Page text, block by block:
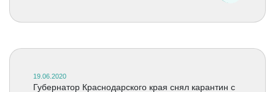
19.06.2020
Губернатор Краснодарского края снял карантин с